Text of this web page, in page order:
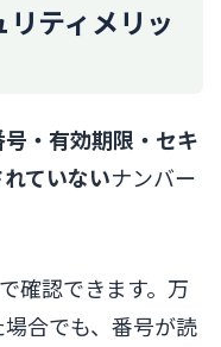
ティメリッ
・有効期限・セキ
ていないナンバー
確認できます。万
合でも、番号が読